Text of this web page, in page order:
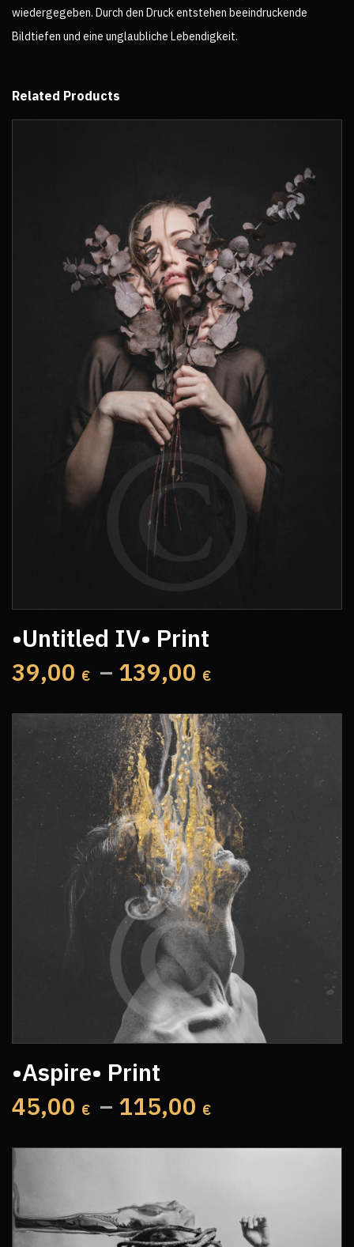
wiedergegeben. Durch den Druck entstehen beeindruckende
Bildtiefen und eine unglaubliche Lebendigkeit.
Related Products
•Untitled IV• Print
39,00 € – 139,00 €
•Aspire• Print
45,00 € – 115,00 €